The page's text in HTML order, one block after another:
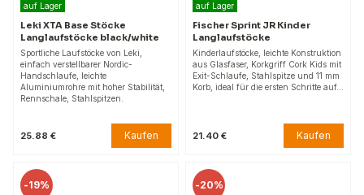
auf Lager
Leki XTA Base Stöcke
Langlaufstöcke black/white
Sportliche Laufstöcke von Leki,
einfach verstellbarer Nordic-
Handschlaufe, leichte
Aluminiumrohre mit hoher Stabilität,
Rennschale, Stahlspitzen.
25.88 € Kaufen
auf Lager
Fischer Sprint JR Kinder
Langlaufstöcke
Kinderlaufstöcke, leichte Konstruktion
aus Glasfaser, Korkgriff Cork Kids mit
Exit-Schlaufe, Stahlspitze und 11 mm
Korb, ideal für die ersten Schritte auf…
21.40 € Kaufen
-19% -20%